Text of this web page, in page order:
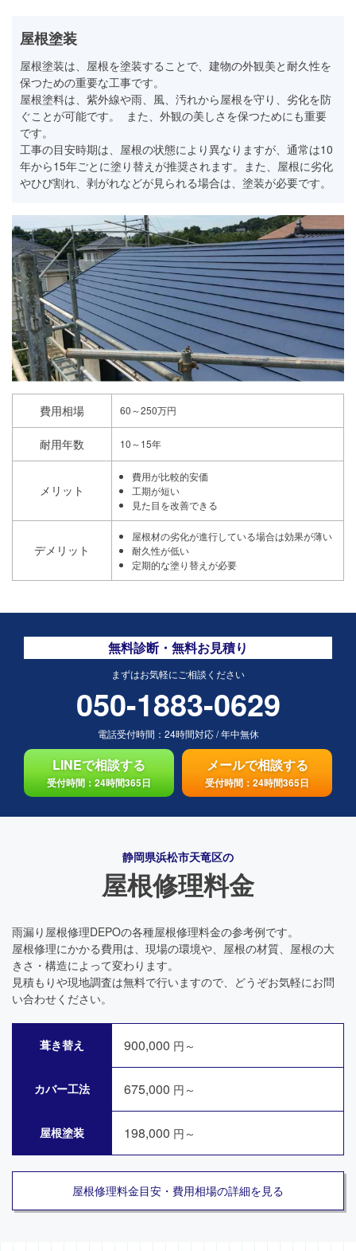
屋根塗装
屋根塗装は、屋根を塗装することで、建物の外観美と耐久性を
保つための重要な工事です。
屋根塗料は、紫外線や雨、風、汚れから屋根を守り、劣化を防
ぐことが可能です。 また、外観の美しさを保つためにも重要
です。
工事の目安時期は、屋根の状態により異なりますが、通常は10
年から15年ごとに塗り替えが推奨されます。また、屋根に劣化
やひび割れ、剥がれなどが見られる場合は、塗装が必要です。
費用相場 60～250万円
耐用年数 10～15年
メリット
費用が比較的安価
工期が短い
見た目を改善できる
デメリット
屋根材の劣化が進行している場合は効果が薄い
耐久性が低い
定期的な塗り替えが必要
無料診断・無料お見積り
まずはお気軽にご相談ください
050-1883-0629
電話受付時間： 24時間対応/年中無休
LINEで相談する
受付時間：24時間365日
メールで相談する
受付時間：24時間365日
静岡県浜松市天竜区の
屋根修理料金
雨漏り屋根修理DEPOの各種屋根修理料金の参考例です。
屋根修理にかかる費用は、現場の環境や、屋根の材質、屋根の大
きさ・構造によって変わります。
見積もりや現地調査は無料で行いますので、どうぞお気軽にお問
い合わせください。
葺き替え 900,000 円～
カバー工法 675,000 円～
屋根塗装 198,000 円～
屋根修理料金目安・費用相場の詳細を見る